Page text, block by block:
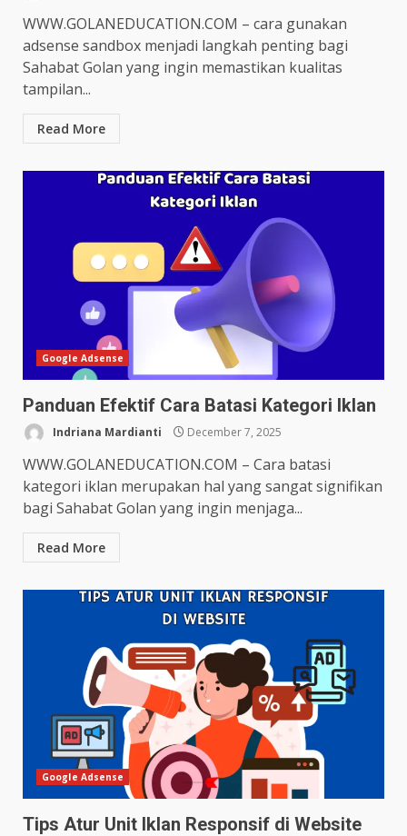
WWW.GOLANEDUCATION.COM – cara gunakan
adsense sandbox menjadi langkah penting bagi
Sahabat Golan yang ingin memastikan kualitas
tampilan...
Read More
Google Adsense
Panduan Efektif Cara Batasi Kategori Iklan
Indriana Mardianti December 7, 2025
WWW.GOLANEDUCATION.COM – Cara batasi
kategori iklan merupakan hal yang sangat signifikan
bagi Sahabat Golan yang ingin menjaga...
Read More
Google Adsense
Tips Atur Unit Iklan Responsif di Website